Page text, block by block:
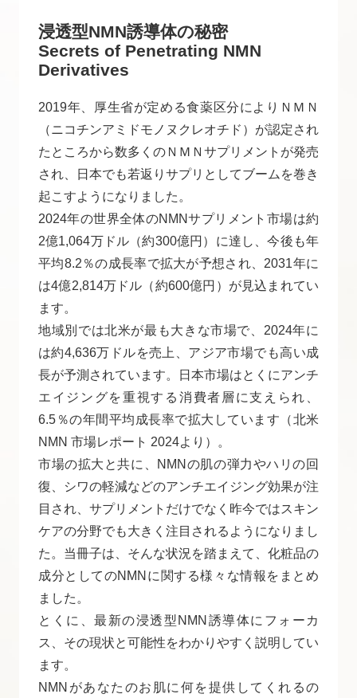
浸透型NMN誘導体の秘密
Secrets of Penetrating NMN
Derivatives
2019年、厚生省が定める食薬区分によりＮＭＮ
（ニコチンアミドモノヌクレオチド）が認定され
たところから数多くのＮＭＮサプリメントが発売
され、日本でも若返りサプリとしてブームを巻き
起こすようになりました。
2024年の世界全体のNMNサプリメント市場は約
2億1,064万ドル（約300億円）に達し、今後も年
平均8.2％の成長率で拡大が予想され、2031年に
は4億2,814万ドル（約600億円）が見込まれてい
ます。
地域別では北米が最も大きな市場で、2024年に
は約4,636万ドルを売上、アジア市場でも高い成
長が予測されています。日本市場はとくにアンチ
エイジングを重視する消費者層に支えられ、
6.5％の年間平均成長率で拡大しています（北米
NMN 市場レポート 2024より）。
市場の拡大と共に、NMNの肌の弾力やハリの回
復、シワの軽減などのアンチエイジング効果が注
目され、サプリメントだけでなく昨今ではスキン
ケアの分野でも大きく注目されるようになりまし
た。当冊子は、そんな状況を踏まえて、化粧品の
成分としてのNMNに関する様々な情報をまとめ
ました。
とくに、最新の浸透型NMN誘導体にフォーカ
ス、その現状と可能性をわかりやすく説明してい
ます。
NMNがあなたのお肌に何を提供してくれるの